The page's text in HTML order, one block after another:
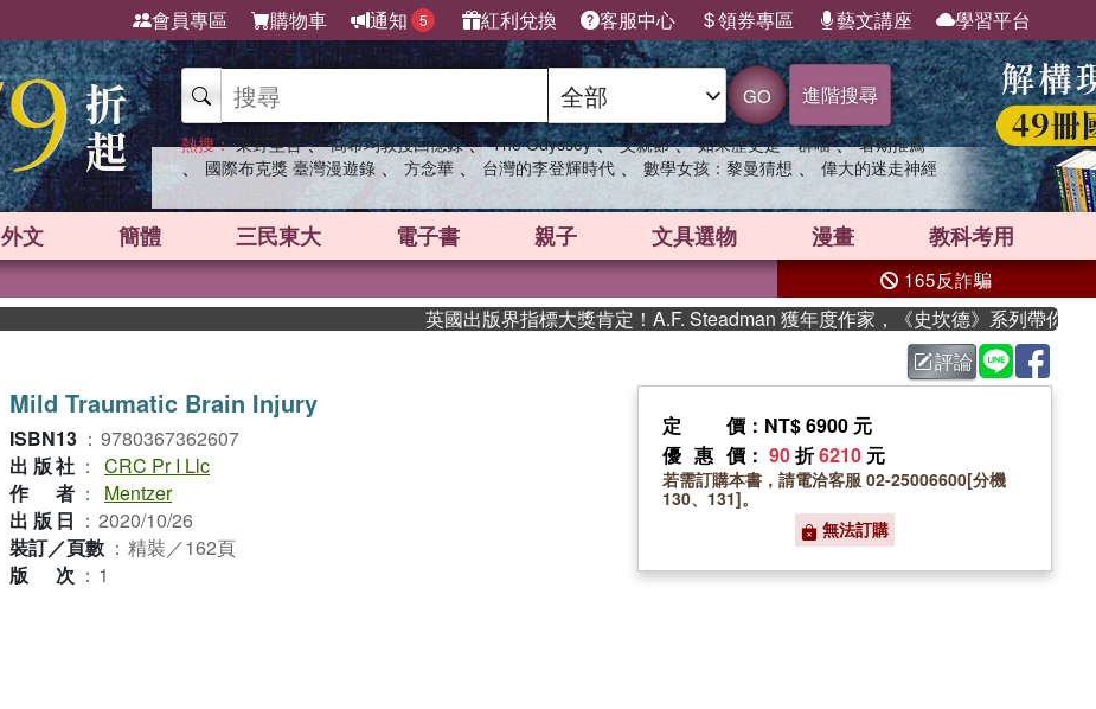
會員專區 購物車 通知 5 紅利兌換 客服中心 領券專區 藝文講座 學習平台
GO 進階搜尋
熱搜： 東野圭吾 、 高希均教授回憶錄 、 The Odyssey 、 父親節 、 如果歷史是一群喵 、 暑期推薦
、 國際布克獎 臺灣漫遊錄 、 方念華 、 台灣的李登輝時代 、 數學女孩：黎曼猜想 、 偉大的迷走神經
外文 簡體 三民東大 電子書 親子 文具選物 漫畫 教科考用
165反詐騙
英國出版界指標大獎肯定！A.F. Steadman 獲年度作家，《史坎德》系列帶你踏上熱
評論
Mild Traumatic Brain Injury
ISBN13 ： 9780367362607
出版社 ： CRC Pr I Llc
作者 ：
Mentzer
出版日 ： 2020/10/26
裝訂／頁數 ： 精裝／162頁
版次 ： 1
定價 ：NT$ 6900 元
優惠價 ： 90折6210 元
若需訂購本書，請電洽客服 02-25006600[分機
130、131]。
無法訂購